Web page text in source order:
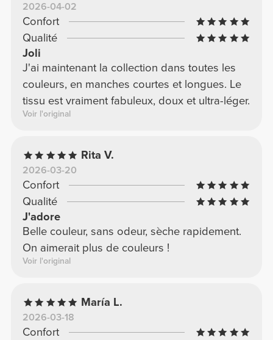
2026-04-02
Confort
Qualité
Joli
J'ai maintenant la collection dans toutes les
couleurs, en manches courtes et longues. Le
tissu est vraiment fabuleux, doux et ultra-léger.
Voir l'original
Rita V.
2026-03-20
Confort
Qualité
J'adore
Belle couleur, sans odeur, sèche rapidement.
On aimerait plus de couleurs !
Voir l'original
María L.
2026-03-18
Confort